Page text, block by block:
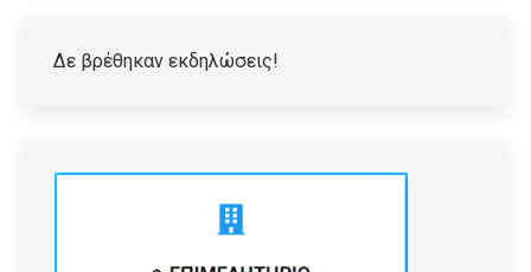
Δε βρέθηκαν εκδηλώσεις!